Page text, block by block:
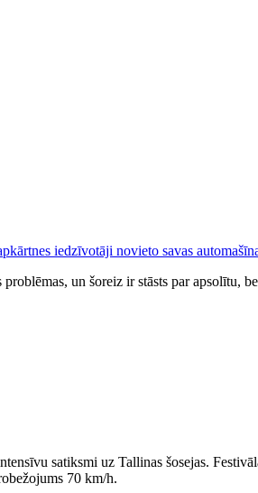
un šoreiz ir stāsts par apsolītu,
satiksmi uz Tallinas šosejas.
70 km/h.